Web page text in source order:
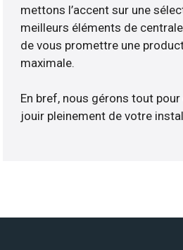
mettons l’accent sur une
meilleurs éléments de
de vous promettre une
maximale.
En bref, nous gérons tout
jouir pleinement de votre